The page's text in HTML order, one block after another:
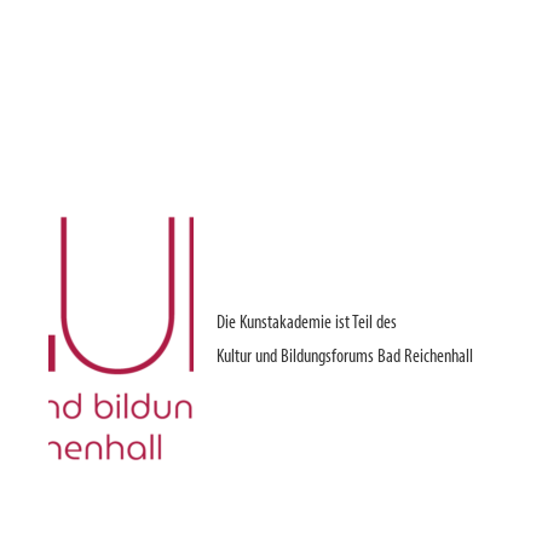
Die Kunstakademie ist Teil des
Kultur und Bildungsforums Bad Reichenhall